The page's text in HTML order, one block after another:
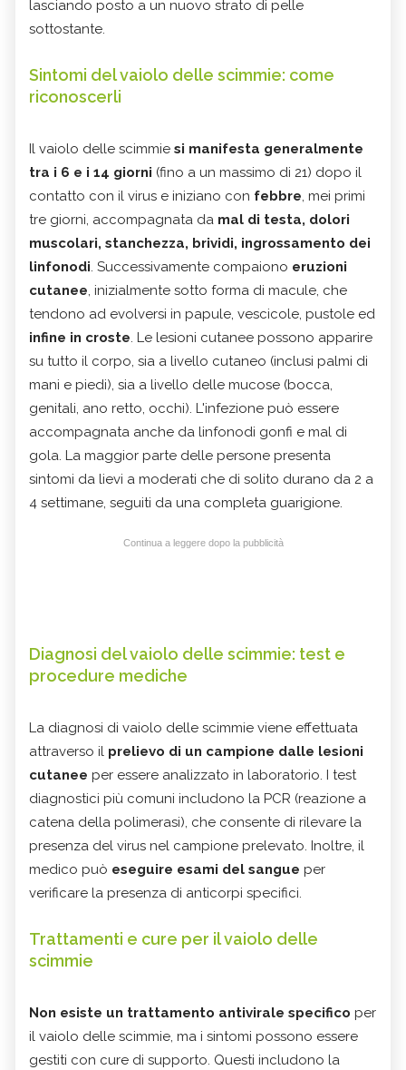
lasciando posto a un nuovo strato di pelle
sottostante.
Sintomi del vaiolo delle scimmie: come
riconoscerli
Il vaiolo delle scimmie si manifesta generalmente
tra i 6 e i 14 giorni (fino a un massimo di 21) dopo il
contatto con il virus e iniziano con febbre, mei primi
tre giorni, accompagnata da mal di testa, dolori
muscolari, stanchezza, brividi, ingrossamento dei
linfonodi. Successivamente compaiono eruzioni
cutanee, inizialmente sotto forma di macule, che
tendono ad evolversi in papule, vescicole, pustole ed
infine in croste. Le lesioni cutanee possono apparire
su tutto il corpo, sia a livello cutaneo (inclusi palmi di
mani e piedi), sia a livello delle mucose (bocca,
genitali, ano retto, occhi). L'infezione può essere
accompagnata anche da linfonodi gonfi e mal di
gola. La maggior parte delle persone presenta
sintomi da lievi a moderati che di solito durano da 2 a
4 settimane, seguiti da una completa guarigione.
Continua a leggere dopo la pubblicità
Diagnosi del vaiolo delle scimmie: test e
procedure mediche
La diagnosi di vaiolo delle scimmie viene effettuata
attraverso il prelievo di un campione dalle lesioni
cutanee per essere analizzato in laboratorio. I test
diagnostici più comuni includono la PCR (reazione a
catena della polimerasi), che consente di rilevare la
presenza del virus nel campione prelevato. Inoltre, il
medico può eseguire esami del sangue per
verificare la presenza di anticorpi specifici.
Trattamenti e cure per il vaiolo delle
scimmie
Non esiste un trattamento antivirale specifico per
il vaiolo delle scimmie, ma i sintomi possono essere
gestiti con cure di supporto. Questi includono la